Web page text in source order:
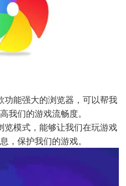
能强大的浏览器，可以帮我
我们的游戏流畅度。
模式，能够让我们在玩游戏
，保护我们的游戏。